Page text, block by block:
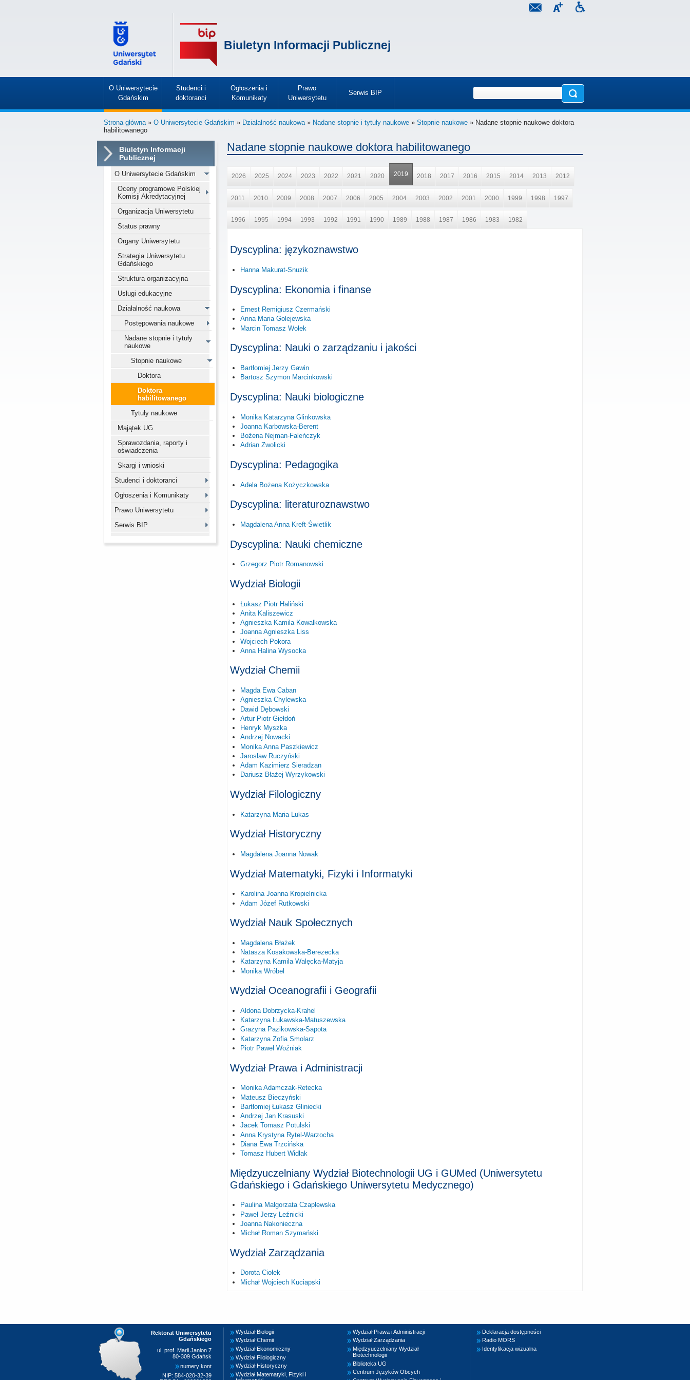
Biuletyn Informacji Publicznej
O Uniwersytecie
Gdańskim
»
Studenci i
doktoranci
»
Ogłoszenia i
Komunikaty
»
Prawo
Uniwersytetu
»
Serwis BIP
»
Strona główna» O Uniwersytecie Gdańskim » Działalność naukowa» Nadane stopnie i tytuły naukowe » Stopnie naukowe » Nadane stopnie naukowe doktora
habilitowanego
Biuletyn Informacji
Publicznej
O Uniwersytecie Gdańskim
Oceny programowe Polskiej
Komisji Akredytacyjnej
Organizacja Uniwersytetu
Status prawny
Organy Uniwersytetu
Strategia Uniwersytetu
Gdańskiego
Struktura organizacyjna
Usługi edukacyjne
Działalność naukowa
Postępowania naukowe
Nadane stopnie i tytuły
naukowe
Stopnie naukowe
Doktora
Doktora
habilitowanego
Tytuły naukowe
Majątek UG
Sprawozdania, raporty i
oświadczenia
Skargi i wnioski
Studenci i doktoranci
Ogłoszenia i Komunikaty
Prawo Uniwersytetu
Serwis BIP
Nadane stopnie naukowe doktora habilitowanego
2026 2025 2024 2023 2022 2021 2020 2019 2018 2017 2016 2015 2014 2013 2012
2011 2010 2009 2008 2007 2006 2005 2004 2003 2002 2001 2000 1999 1998 1997
1996 1995 1994 1993 1992 1991 1990 1989 1988 1987 1986 1983 1982
Dyscyplina: językoznawstwo
Hanna Makurat-Snuzik
Dyscyplina: Ekonomia i finanse
Ernest Remigiusz Czermański
Anna Maria Golejewska
Marcin Tomasz Wołek
Dyscyplina: Nauki o zarządzaniu i jakości
Bartłomiej Jerzy Gawin
Bartosz Szymon Marcinkowski
Dyscyplina: Nauki biologiczne
Monika Katarzyna Glinkowska
Joanna Karbowska-Berent
Bożena Nejman-Faleńczyk
Adrian Zwolicki
Dyscyplina: Pedagogika
Adela Bożena Kożyczkowska
Dyscyplina: literaturoznawstwo
Magdalena Anna Kreft-Świetlik
Dyscyplina: Nauki chemiczne
Grzegorz Piotr Romanowski
Wydział Biologii
Łukasz Piotr Haliński
Anita Kaliszewicz
Agnieszka Kamila Kowalkowska
Joanna Agnieszka Liss
Wojciech Pokora
Anna Halina Wysocka
Wydział Chemii
Magda Ewa Caban
Agnieszka Chylewska
Dawid Dębowski
Artur Piotr Giełdoń
Henryk Myszka
Andrzej Nowacki
Monika Anna Paszkiewicz
Jarosław Ruczyński
Adam Kazimierz Sieradzan
Dariusz Błażej Wyrzykowski
Wydział Filologiczny
Katarzyna Maria Lukas
Wydział Historyczny
Magdalena Joanna Nowak
Wydział Matematyki, Fizyki i Informatyki
Karolina Joanna Kropielnicka
Adam Józef Rutkowski
Wydział Nauk Społecznych
Magdalena Błażek
Natasza Kosakowska-Berezecka
Katarzyna Kamila Walęcka-Matyja
Monika Wróbel
Wydział Oceanografii i Geografii
Aldona Dobrzycka-Krahel
Katarzyna Łukawska-Matuszewska
Grażyna Pazikowska-Sapota
Katarzyna Zofia Smolarz
Piotr Paweł Woźniak
Wydział Prawa i Administracji
Monika Adamczak-Retecka
Mateusz Bieczyński
Bartłomiej Łukasz Gliniecki
Andrzej Jan Krasuski
Jacek Tomasz Potulski
Anna Krystyna Rytel-Warzocha
Diana Ewa Trzcińska
Tomasz Hubert Widłak
Międzyuczelniany Wydział Biotechnologii UG i GUMed (Uniwersytetu
Gdańskiego i Gdańskiego Uniwersytetu Medycznego)
Paulina Małgorzata Czaplewska
Paweł Jerzy Leźnicki
Joanna Nakonieczna
Michał Roman Szymański
Wydział Zarządzania
Dorota Ciołek
Michał Wojciech Kuciapski
Rektorat Uniwersytetu
Gdańskiego
ul. prof. Marii Janion 7
80-309 Gdańsk
numery kont
NIP: 584-020-32-39
Wydział Biologii
Wydział Chemii
Wydział Ekonomiczny
Wydział Filologiczny
Wydział Historyczny
Wydział Matematyki, Fizyki i
Wydział Prawa i Administracji
Wydział Zarządzania
Międzyuczelniany Wydział
Biotechnologii
Biblioteka UG
Centrum Języków Obcych
Deklaracja dostępności
Radio MORS
Identyfikacja wizualna